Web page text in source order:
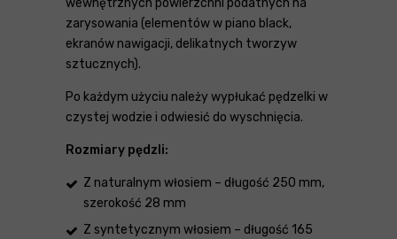
zarysowania (elementów w piano black,
ekranów nawigacji, delikatnych tworzyw
sztucznych).
Po każdym użyciu należy wypłukać pędzelki w
czystej wodzie i odwiesić do wyschnięcia.
Rozmiary pędzli:
Z naturalnym włosiem – długość 250 mm,
szerokość 28 mm
Z syntetycznym włosiem – długość 165